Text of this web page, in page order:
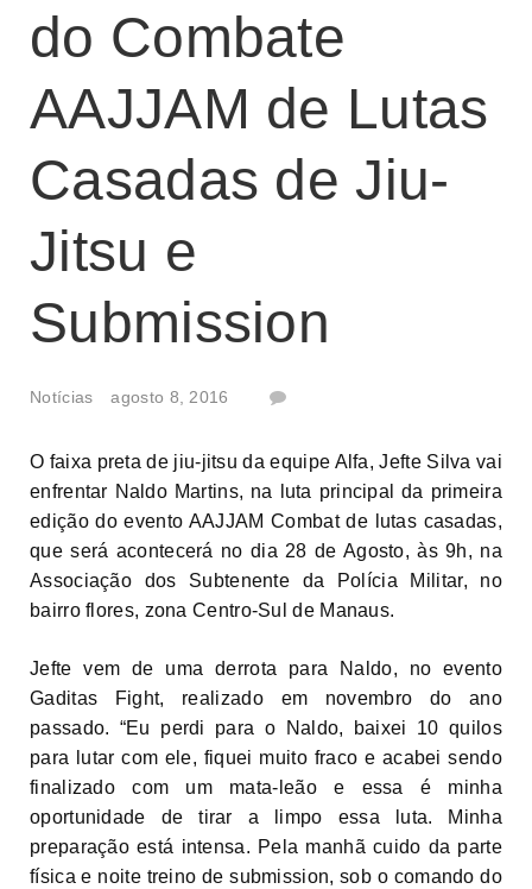
do Combate
AAJJAM de Lutas
Casadas de Jiu-
Jitsu e
Submission
Notícias agosto 8, 2016
O faixa preta de jiu-jitsu da equipe Alfa, Jefte Silva vai
enfrentar Naldo Martins, na luta principal da primeira
edição do evento AAJJAM Combat de lutas casadas,
que será acontecerá no dia 28 de Agosto, às 9h, na
Associação dos Subtenente da Polícia Militar, no
bairro flores, zona Centro-Sul de Manaus.
Jefte vem de uma derrota para Naldo, no evento
Gaditas Fight, realizado em novembro do ano
passado. “Eu perdi para o Naldo, baixei 10 quilos
para lutar com ele, fiquei muito fraco e acabei sendo
finalizado com um mata-leão e essa é minha
oportunidade de tirar a limpo essa luta. Minha
preparação está intensa. Pela manhã cuido da parte
física e noite treino de submission, sob o comando do